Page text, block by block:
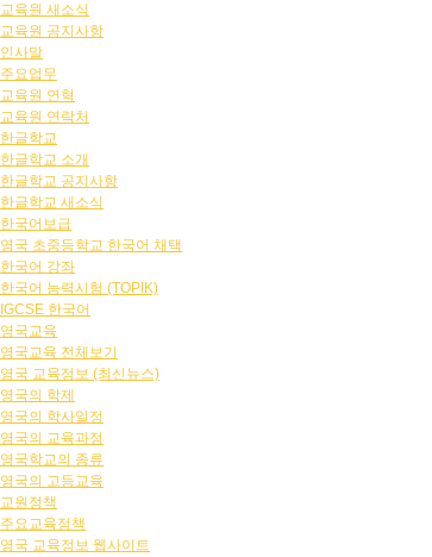
교육원 새소식
교육원 공지사항
인사말
주요업무
교육원 연혁
교육원 연락처
한글학교
한글학교 소개
한글학교 공지사항
한글학교 새소식
한국어보급
영국 초중등학교 한국어 채택
한국어 강좌
한국어 능력시험 (TOPIK)
IGCSE 한국어
영국교육
영국교육 전체보기
영국 교육정보 (최신뉴스)
영국의 학제
영국의 학사일정
영국의 교육과정
영국학교의 종류
영국의 고등교육
교원정책
주요교육정책
영국 교육정보 웹사이트